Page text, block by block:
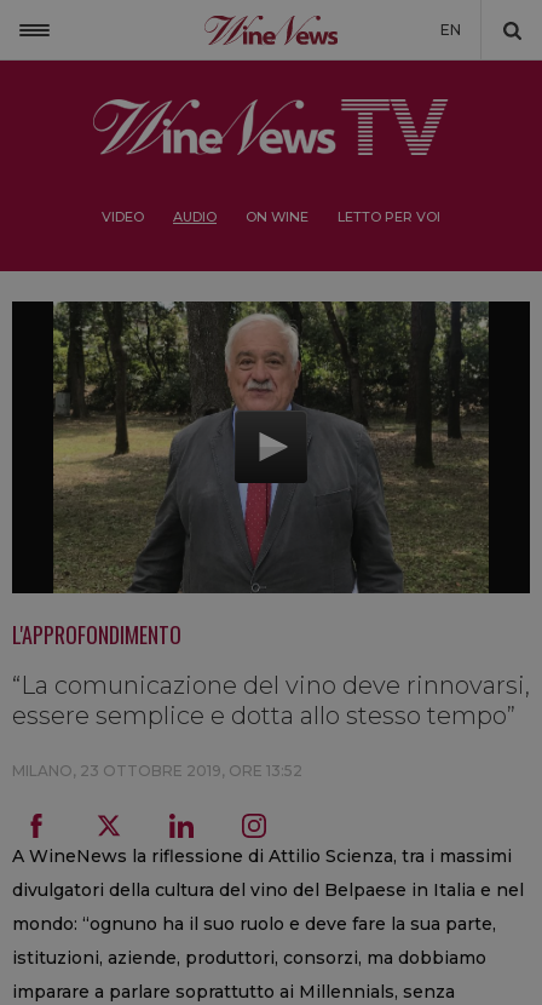
EN
VIDEO AUDIO ON WINE LETTO PER VOI
L'APPROFONDIMENTO
“La comunicazione del vino deve rinnovarsi,
essere semplice e dotta allo stesso tempo”
MILANO, 23 OTTOBRE 2019, ORE 13:52
A WineNews la riflessione di Attilio Scienza, tra i massimi
divulgatori della cultura del vino del Belpaese in Italia e nel
mondo: “ognuno ha il suo ruolo e deve fare la sua parte,
istituzioni, aziende, produttori, consorzi, ma dobbiamo
imparare a parlare soprattutto ai Millennials, senza